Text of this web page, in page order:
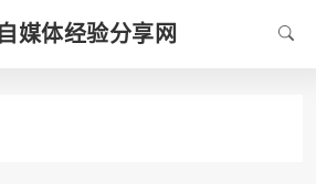
自媒体经验分享网